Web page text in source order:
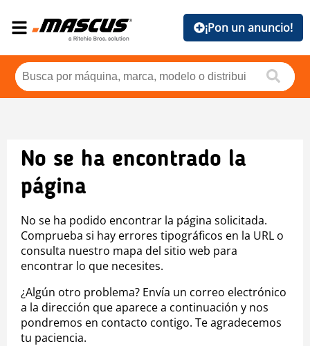
¡Pon un anuncio!
No se ha encontrado la
página
No se ha podido encontrar la página solicitada.
Comprueba si hay errores tipográficos en la URL o
consulta nuestro mapa del sitio web para
encontrar lo que necesites.
¿Algún otro problema? Envía un correo electrónico
a la dirección que aparece a continuación y nos
pondremos en contacto contigo. Te agradecemos
tu paciencia.